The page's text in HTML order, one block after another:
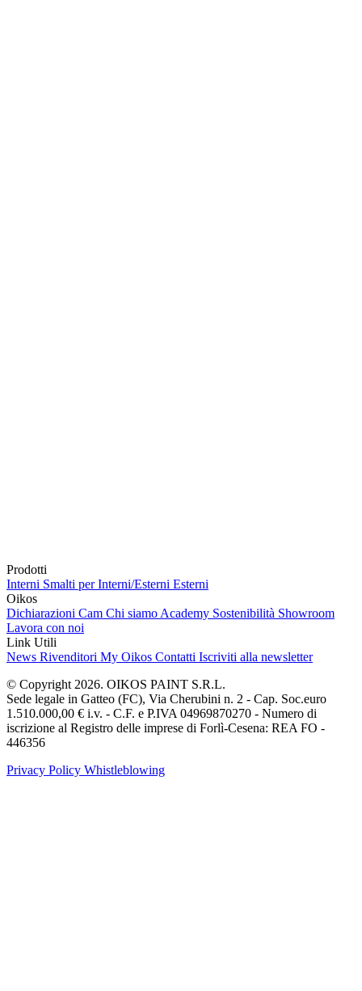
Prodotti
Interni Smalti per Interni/Esterni Esterni
Oikos
Dichiarazioni Cam Chi siamo Academy Sostenibilità Showroom
Lavora con noi
Link Utili
News Rivenditori My Oikos Contatti Iscriviti alla newsletter
© Copyright 2026. OIKOS PAINT S.R.L.
Sede legale in Gatteo (FC), Via Cherubini n. 2 - Cap. Soc.euro
1.510.000,00 € i.v. - C.F. e P.IVA 04969870270 - Numero di
iscrizione al Registro delle imprese di Forlì-Cesena: REA FO -
446356
Privacy Policy Whistleblowing